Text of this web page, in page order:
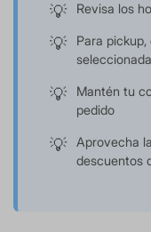
Revisa los
Para
seleccionada
Mantén tu
pedido
Aprovecha
descuentos